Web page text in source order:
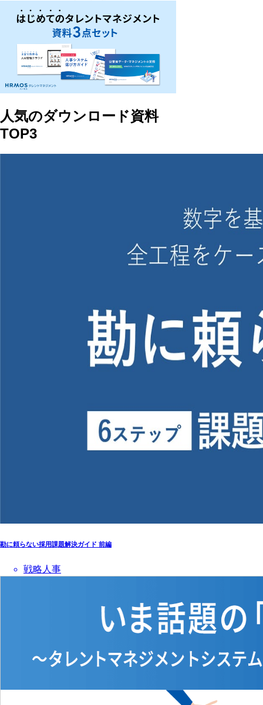
人気のダウンロード資料
TOP3
勘に頼らない採用課題解決ガイド 前編
戦略人事